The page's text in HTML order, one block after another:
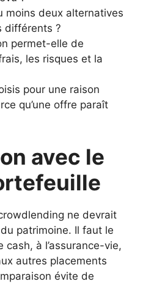
moins deux alternatives
différents ?
permet-elle de
les risques et la
pour une raison
qu’une offre paraît
avec le
ne devrait
patrimoine. Il faut le
à l’assurance-vie,
autres placements
évite de